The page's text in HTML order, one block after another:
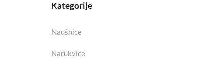
Kategorije
Naušnice
Narukvice